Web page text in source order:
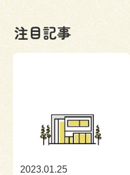
注目記事
2023.01.25